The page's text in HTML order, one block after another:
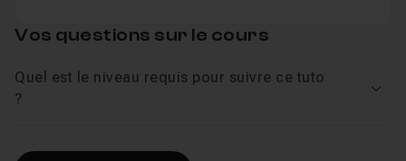
Vos questions sur le cours
Quel est le niveau requis pour suivre ce tuto
?